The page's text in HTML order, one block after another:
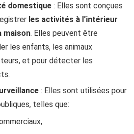
domestique : Elles sont conçues
les activités à l’intérieur
maison. Elles peuvent être
les enfants, les animaux
et pour détecter les
: Elles sont utilisées pour
telles que: